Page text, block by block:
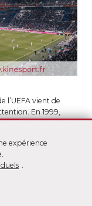
l’UEFA vient de
En 1999,
suivre les taux de
dans le temps,
de tenter d’agir et
Une étude de
2001. Cette étude,
de 20 pays
du football a
expérience
.